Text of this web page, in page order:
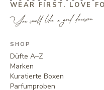
WEAR FIRST. LOVE
You smell like a good decision.
SHOP
Düfte A–Z
Marken
Kuratierte Boxen
Parfumproben